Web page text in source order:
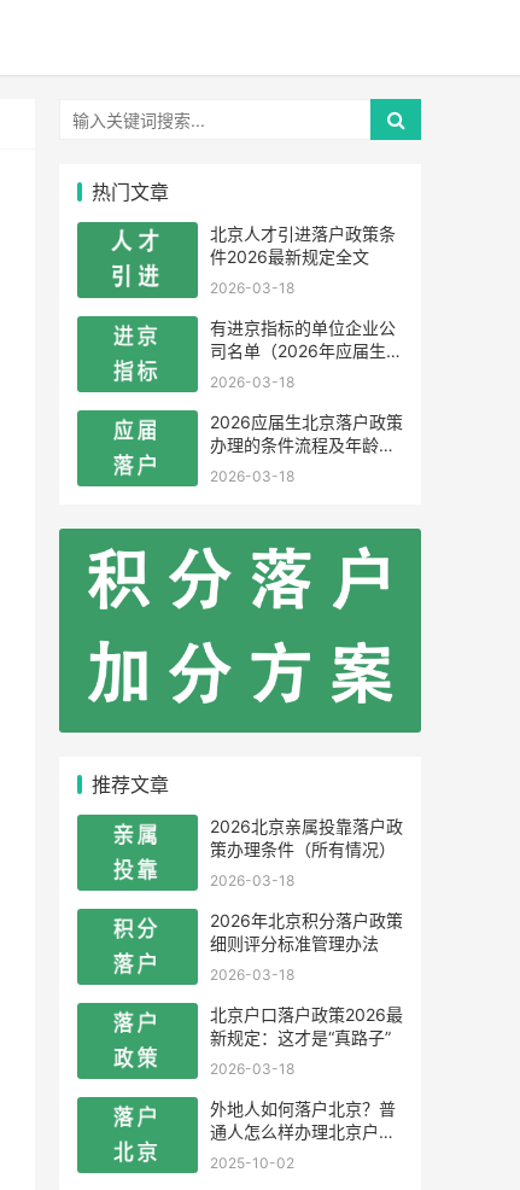
热门文章
北京人才引进落户政策条
件2026最新规定全文
2026-03-18
有进京指标的单位企业公
司名单（2026年应届生留
学生）
2026-03-18
2026应届生北京落户政策
办理的条件流程及年龄限
制
2026-03-18
推荐文章
2026北京亲属投靠落户政
策办理条件（所有情况）
2026-03-18
2026年北京积分落户政策
细则评分标准管理办法
2026-03-18
北京户口落户政策2026最
新规定：这才是“真路子”
2026-03-18
外地人如何落户北京？普
通人怎么样办理北京户
口？
2025-10-02